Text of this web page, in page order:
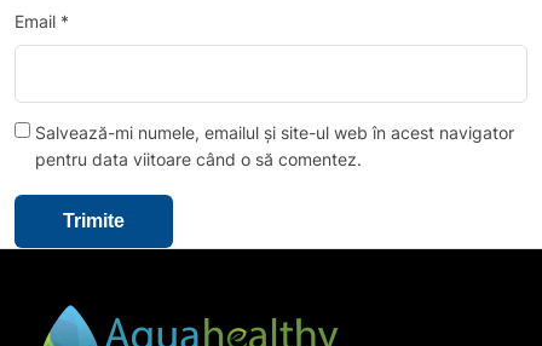
Email *
Salvează-mi numele, emailul și site-ul web în acest navigator
pentru data viitoare când o să comentez.